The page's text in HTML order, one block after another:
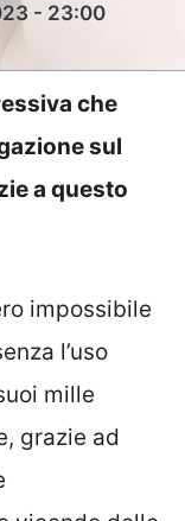
- 23:00
che
sul
a questo
impossibile
l’uso
mille
grazie ad